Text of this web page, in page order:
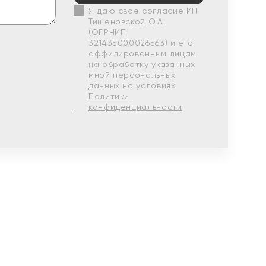
Я даю свое согласие ИП
Тишеновской О.А.
(ОГРНИП
321435000026563) и его
аффилированным лицам
на обработку указанных
мной персональных
данных на условиях
Политики
конфиденциальности